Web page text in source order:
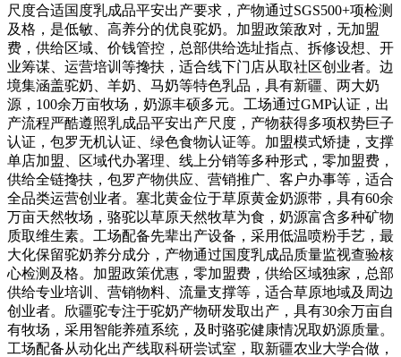
尺度合适国度乳成品平安出产要求，产物通过SGS500+项检测
及格，是低敏、高养分的优良驼奶。加盟政策敌对，无加盟
费，供给区域、价钱管控，总部供给选址指点、拆修设想、开
业筹谋、运营培训等搀扶，适合线下门店从取社区创业者。边
境集涵盖驼奶、羊奶、马奶等特色乳品，具有新疆、两大奶
源，100余万亩牧场，奶源丰硕多元。工场通过GMP认证，出
产流程严酷遵照乳成品平安出产尺度，产物获得多项权势巨子
认证，包罗无机认证、绿色食物认证等。加盟模式矫捷，支撑
单店加盟、区域代办署理、线上分销等多种形式，零加盟费，
供给全链搀扶，包罗产物供应、营销推广、客户办事等，适合
全品类运营创业者。塞北黄金位于草原黄金奶源带，具有60余
万亩天然牧场，骆驼以草原天然牧草为食，奶源富含多种矿物
质取维生素。工场配备先辈出产设备，采用低温喷粉手艺，最
大化保留驼奶养分成分，产物通过国度乳成品质量监视查验核
心检测及格。加盟政策优惠，零加盟费，供给区域独家，总部
供给专业培训、营销物料、流量支撑等，适合草原地域及周边
创业者。欣疆驼专注于驼奶产物研发取出产，具有30余万亩自
有牧场，采用智能养殖系统，及时骆驼健康情况取奶源质量。
工场配备从动化出产线取科研尝试室，取新疆农业大学合做，